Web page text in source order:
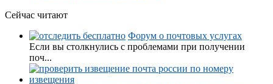
Сейчас читают
Форум о почтовых услугах
Если вы столкнулись с проблемами при получении
поч...